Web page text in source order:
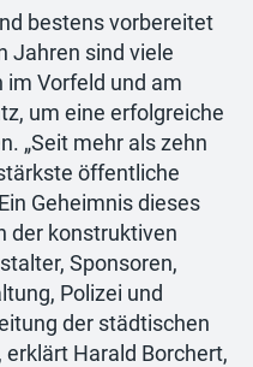
bestens vorbereitet
Jahren sind viele
im Vorfeld und am
um eine erfolgreiche
„Seit mehr als zehn
öffentliche
Geheimnis dieses
der konstruktiven
Sponsoren,
Polizei und
der städtischen
Harald Borchert,